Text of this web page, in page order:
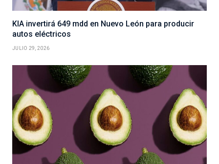
KIA invertirá 649 mdd en Nuevo León para producir
autos eléctricos
JULIO 29, 2026